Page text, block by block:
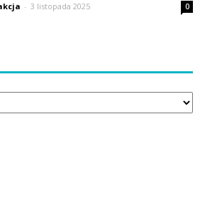
- 3 listopada 2025 0